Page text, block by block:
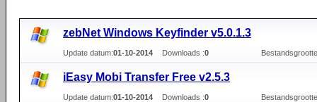
zebNet Windows Keyfinder v5.0.1.3
Update datum:01-10-2014 Downloads :0
iEasy Mobi Transfer Free v2.5.3
Update datum:01-10-2014 Downloads :0